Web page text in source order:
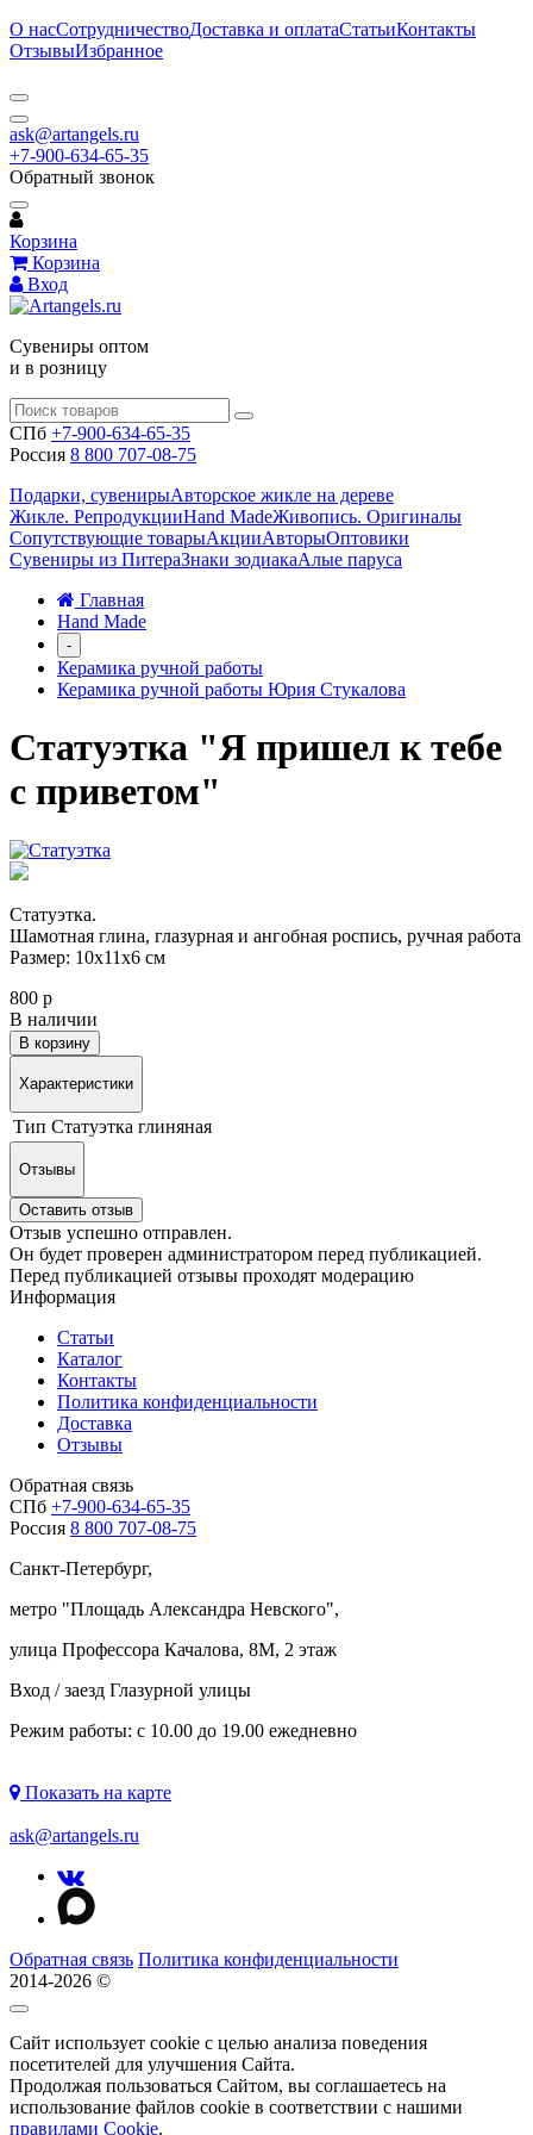
О насСотрудничествоДоставка и оплатаСтатьиКонтакты
ОтзывыИзбранное
ask@artangels.ru
+7-900-634-65-35
Обратный звонок
Корзина
Корзина
Вход
Сувениры оптом
и в розницу
СПб +7-900-634-65-35
Россия 8 800 707-08-75
Подарки, сувенирыАвторское жикле на дереве
Жикле. РепродукцииHand MadeЖивопись. Оригиналы
Сопутствующие товарыАкцииАвторыОптовики
Сувениры из ПитераЗнаки зодиакаАлые паруса
Главная
Hand Made
-
Керамика ручной работы
Керамика ручной работы Юрия Стукалова
Статуэтка "Я пришел к тебе
с приветом"
Статуэтка.
Шамотная глина, глазурная и ангобная роспись, ручная работа
Размер: 10х11х6 см
800 р
В наличии
В корзину
Характеристики
Тип Статуэтка глиняная
Отзывы
Оставить отзыв
Отзыв успешно отправлен.
Он будет проверен администратором перед публикацией.
Перед публикацией отзывы проходят модерацию
Информация
Статьи
Каталог
Контакты
Политика конфиденциальности
Доставка
Отзывы
Обратная связь
СПб +7-900-634-65-35
Россия 8 800 707-08-75
Санкт-Петербург,
метро "Площадь Александра Невского",
улица Профессора Качалова, 8М, 2 этаж
Вход / заезд Глазурной улицы
Режим работы: с 10.00 до 19.00 ежедневно
Показать на карте
ask@artangels.ru
Обратная связь Политика конфиденциальности
2014-2026 ©
Сайт использует cookie с целью анализа поведения
посетителей для улучшения Сайта.
Продолжая пользоваться Сайтом, вы соглашаетесь на
использование файлов cookie в соответствии с нашими
правилами Сookie.